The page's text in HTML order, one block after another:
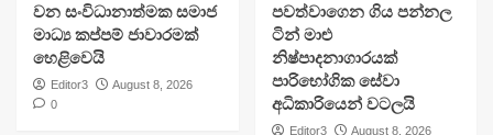
වන සංවිධානාත්මක සමාජ
මාධ්‍ය කප්පම් ජාවාරමක්
හෙළිවෙයි
Editor3
August 8, 2026
0
පවත්වාගෙන ගිය පන්නල
ටින් මාළු
නිෂ්පාදනාගාරයක්
පාරිභෝගික සේවා
අධිකාරියෙන් වටලයි
Editor3
August 8, 2026